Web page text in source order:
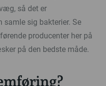
så det er
samle sig bakterier. Se
producenter her på
på den bedste måde.